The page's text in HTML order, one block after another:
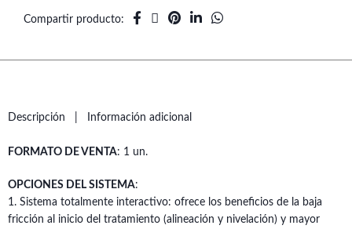
Compartir producto
Descripción Información adicional
FORMATO DE VENTA: 1 un.
OPCIONES DEL SISTEMA:
1. Sistema totalmente interactivo: ofrece los beneficios de la baja
fricción al inicio del tratamiento (alineación y nivelación) y mayor